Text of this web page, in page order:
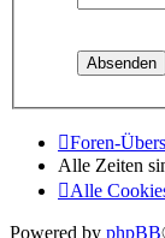
Foren-
Alle Zeiten
Alle
Powered by phpBB